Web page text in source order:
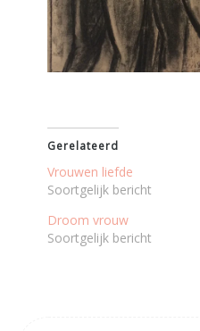
Gerelateerd
Vrouwen liefde
Soortgelijk bericht
Droom vrouw
Soortgelijk bericht